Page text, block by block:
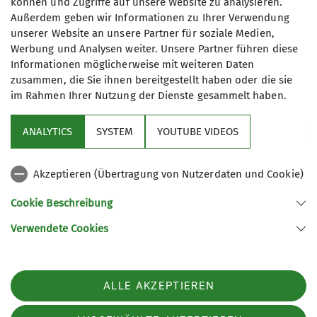
Ämter
stellv. Vorsitzender / Ressort
Digitalisierung
Leiter Alpinsportgruppe (ASG)
rausgewachsen und fühlt euch auch
noch nicht zum 'alten Eisen' gehörig?
Dann seid ihr bei uns genau richtig!
Bei unseren Ausfahrten ist für jeden
etwas dabei:
für Anfänger leichte Touren mit wenig
Höhenmetern und Tipps von ‚alten
Hasen‘
für Genießer immer neue ‚Schmankerl‘
Herausforderungen.
Unsere Schwerpunkte liegen im
Winter bei Skitouren und im Sommer
MTB oder mit dem SUP unterwegs.
Bei unseren Treffs üben wir dafür
Anmeldung
Anfrage senden
Sektion
Kontakt
71638 Ludwigsburg
Telefon +497141927893
Außerdem geben wir Informationen zu Ihrer Verwendung
unserer Website an unsere Partner für soziale Medien,
Werbung und Analysen weiter. Unsere Partner führen diese
Informationen möglicherweise mit weiteren Daten
zusammen, die Sie ihnen bereitgestellt haben oder die sie
im Rahmen Ihrer Nutzung der Dienste gesammelt haben.
ANALYTICS SYSTEM YOUTUBE VIDEOS
Akzeptieren (Übertragung von Nutzerdaten und Cookie)
Cookie Beschreibung
Verwendete Cookies
ALLE AKZEPTIEREN